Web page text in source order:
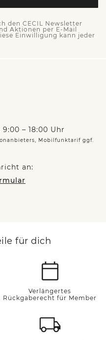
den CECIL Newsletter
Aktionen per E-Mail
Einwilligung kann jeder
9:00 – 18:00 Uhr
Mobilfunktarif ggf.
an:
für dich
Verlängertes
Rückgaberecht für Member